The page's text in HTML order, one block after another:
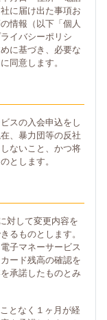
に届け出た事項お
情報（以下「個人
イバシーポリシ
に基づき、必要な
同意します。
スの入会申込をし
、暴力団等の反社
ないこと、かつ将
とします。
対して変更内容を
るものとします。
子マネーサービス
ード残高の確認を
承諾したものとみ
となく１ヶ月が経